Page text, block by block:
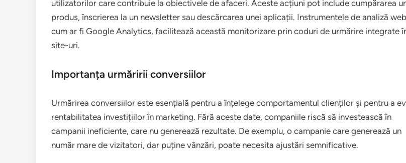
utilizatorilor care contribuie la obiectivele de afaceri. Aceste acțiuni pot include cumpărarea
produs, înscrierea la un newsletter sau descărcarea unei aplicații. Instrumentele de analiză
cum ar fi Google Analytics, facilitează această monitorizare prin coduri de urmărire integrate
site-uri.
Importanța urmăririi conversiilor
Urmărirea conversiilor este esențială pentru a înțelege comportamentul clienților și pentru a
rentabilitatea investițiilor în marketing. Fără aceste date, companiile riscă să investească în
campanii ineficiente, care nu generează rezultate. De exemplu, o campanie care generează un
număr mare de vizitatori, dar puține vânzări, poate necesita ajustări semnificative.